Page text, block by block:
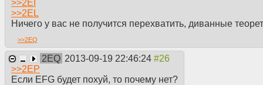
>>2EI
>>2EL
Ничего у вас не получится перехватить, диванные
>>2EQ
2EQ 2013-09-19 22:46:24
>>2EP
Если EFG будет похуй, то почему нет?